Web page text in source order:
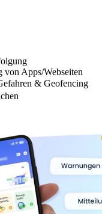
von Apps/Webseiten
& Geofencing